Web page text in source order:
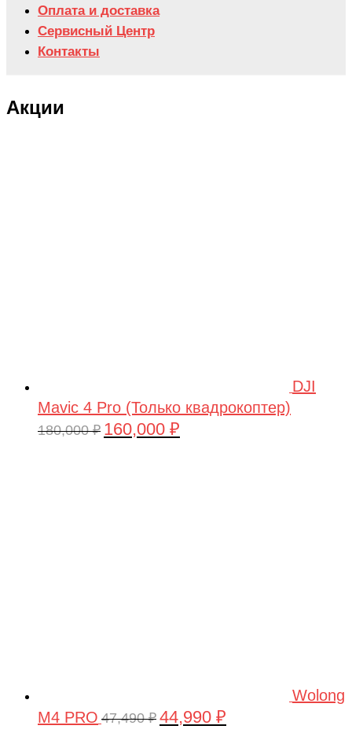
Оплата и доставка
Сервисный Центр
Контакты
Акции
DJI
Mavic 4 Pro (Только квадрокоптер)
180,000₽ Первоначальная
160,000 ₽
Wolong
M4 PRO 47,490₽ Первоначальная
44,990 ₽